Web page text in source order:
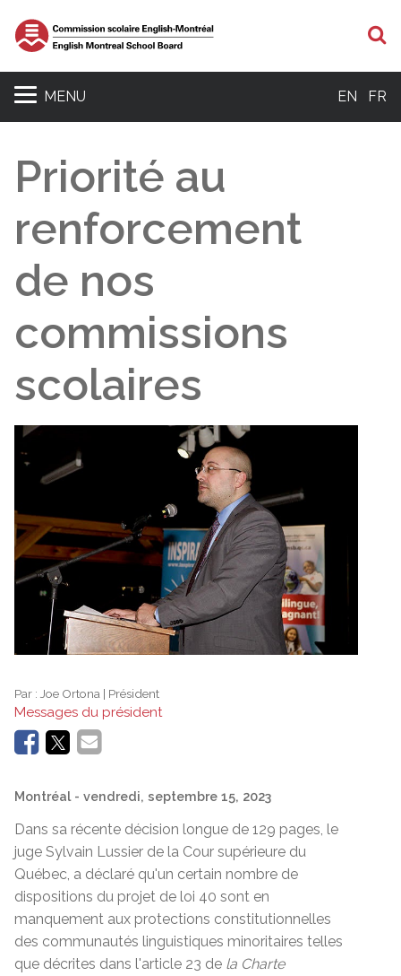
MENU EN FR
Priorité au
renforcement
de nos
commissions
scolaires
Par : Joe Ortona | Président
Messages du président
Montréal - vendredi, septembre 15, 2023
Dans sa récente décision longue de 129 pages, le
juge Sylvain Lussier de la Cour supérieure du
Québec, a déclaré qu'un certain nombre de
dispositions du projet de loi 40 sont en
manquement aux protections constitutionnelles
des communautés linguistiques minoritaires telles
que décrites dans l'article 23 de la Charte